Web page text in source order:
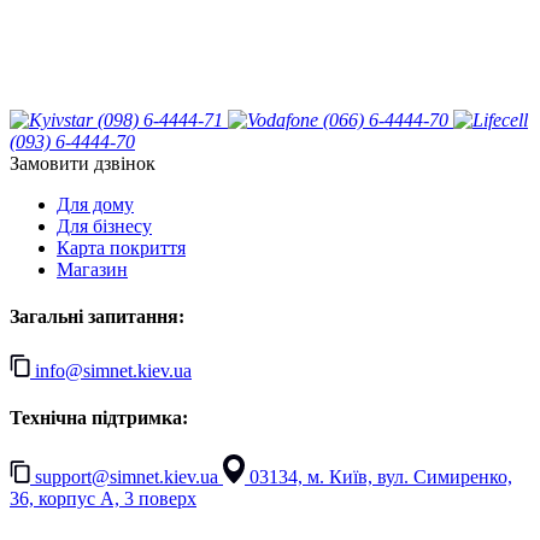
(098) 6-4444-71
(066) 6-4444-70
(093) 6-4444-70
Замовити дзвінок
Для дому
Для бізнесу
Карта покриття
Магазин
Загальні запитання:
info@simnet.kiev.ua
Технічна підтримка:
support@simnet.kiev.ua
03134, м. Київ, вул. Симиренко,
36, корпус А, 3 поверх